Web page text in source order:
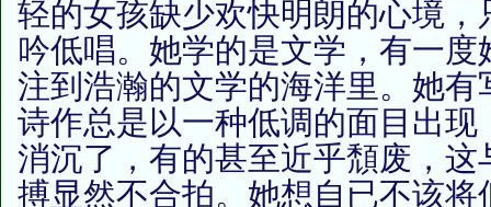
轻的女孩缺少欢快明朗的心境
吟低唱。她学的是文学，有一
注到浩瀚的文学的海洋里。她
诗作总是以一种低调的面目出
消沉了，有的甚至近乎頹废，
搏显然不合拍。她想自已不该